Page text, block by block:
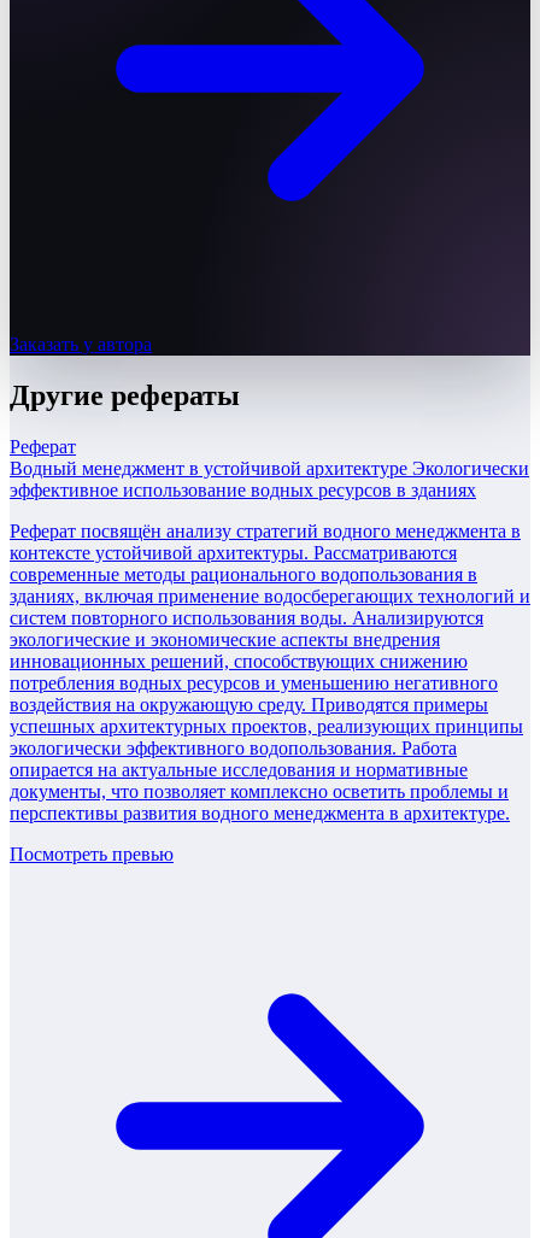
Заказать у автора
Другие рефераты
Реферат
Водный менеджмент в устойчивой архитектуре Экологически
эффективное использование водных ресурсов в зданиях
Реферат посвящён анализу стратегий водного менеджмента в
контексте устойчивой архитектуры. Рассматриваются
современные методы рационального водопользования в
зданиях, включая применение водосберегающих технологий и
систем повторного использования воды. Анализируются
экологические и экономические аспекты внедрения
инновационных решений, способствующих снижению
потребления водных ресурсов и уменьшению негативного
воздействия на окружающую среду. Приводятся примеры
успешных архитектурных проектов, реализующих принципы
экологически эффективного водопользования. Работа
опирается на актуальные исследования и нормативные
документы, что позволяет комплексно осветить проблемы и
перспективы развития водного менеджмента в архитектуре.
Посмотреть превью